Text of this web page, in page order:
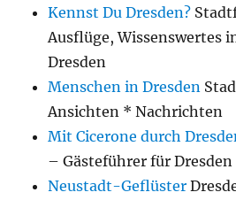
Kennst Du Dresden?
Ausflüge, Wissenswertes
Dresden
Menschen in Dresden
Ansichten * Nachrichten
Mit Cicerone durch
– Gästeführer für
Neustadt-Geflüster